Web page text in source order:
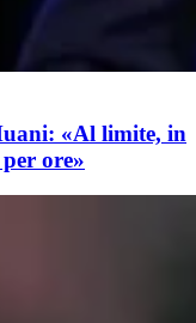
«Al limite, in
ore»